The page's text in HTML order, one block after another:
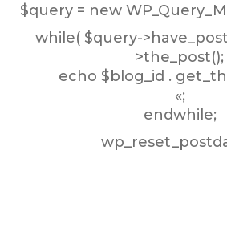
$query = new
while( $query-
>the_post();
echo $blog_id .
«;
endwhile;